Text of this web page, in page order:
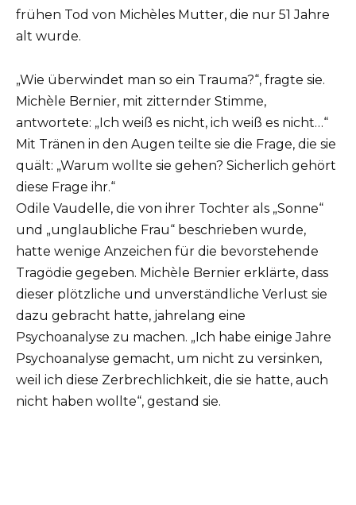
frühen Tod von Michèles Mutter, die nur 51 Jahre
alt wurde.
„Wie überwindet man so ein Trauma?“, fragte sie.
Michèle Bernier, mit zitternder Stimme,
antwortete: „Ich weiß es nicht, ich weiß es nicht…“
Mit Tränen in den Augen teilte sie die Frage, die sie
quält: „Warum wollte sie gehen? Sicherlich gehört
diese Frage ihr.“
Odile Vaudelle, die von ihrer Tochter als „Sonne“
und „unglaubliche Frau“ beschrieben wurde,
hatte wenige Anzeichen für die bevorstehende
Tragödie gegeben. Michèle Bernier erklärte, dass
dieser plötzliche und unverständliche Verlust sie
dazu gebracht hatte, jahrelang eine
Psychoanalyse zu machen. „Ich habe einige Jahre
Psychoanalyse gemacht, um nicht zu versinken,
weil ich diese Zerbrechlichkeit, die sie hatte, auch
nicht haben wollte“, gestand sie.